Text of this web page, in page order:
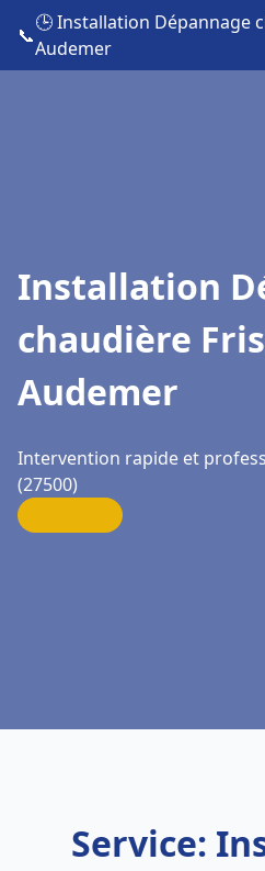
📞
🕒 Installation Dépannage
Audemer
Installation
chaudière
Audemer
Intervention rapide et
(27500)
Service: